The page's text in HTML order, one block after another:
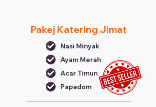
Pakej Katering Jimat
Nasi Minyak
Ayam Merah
Acar Timun
Papadom